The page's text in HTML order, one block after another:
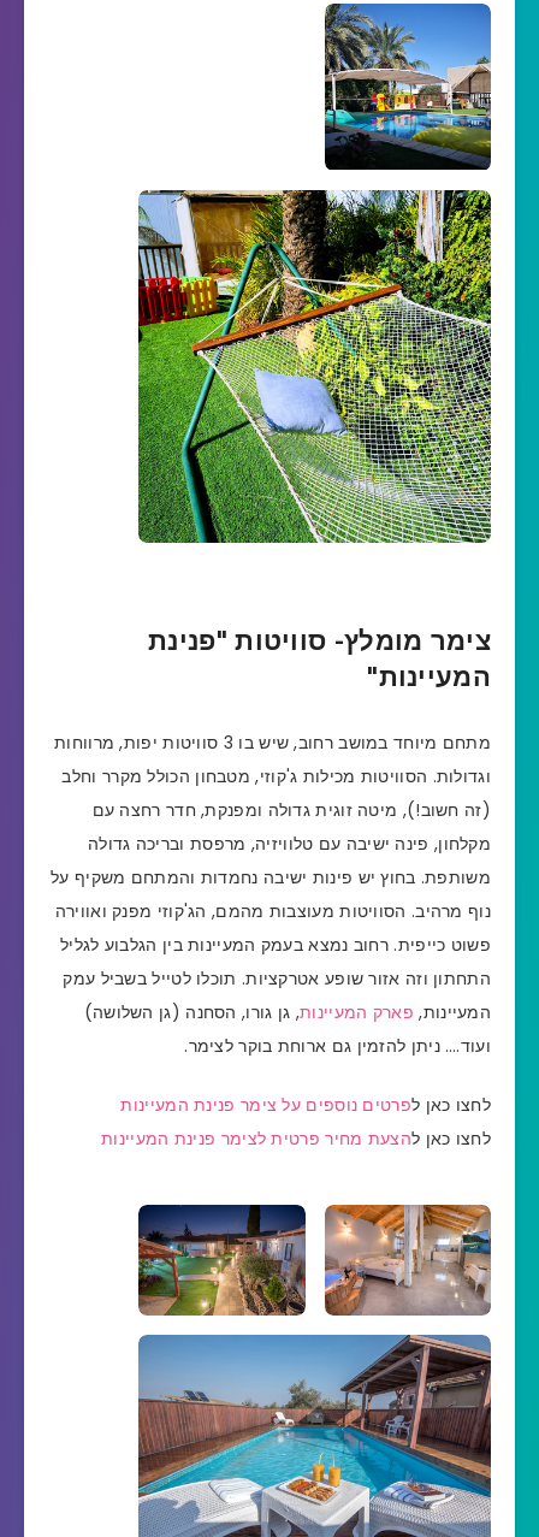
צימר מומלץ- סוויטות "פנינת
המעיינות"
מתחם מיוחד במושב רחוב, שיש בו 3 סוויטות יפות, מרווחות
וגדולות. הסוויטות מכילות ג'קוזי, מטבחון הכולל מקרר וחלב
(זה חשוב!), מיטה זוגית גדולה ומפנקת, חדר רחצה עם
מקלחון, פינה ישיבה עם טלוויזיה, מרפסת ובריכה גדולה
משותפת. בחוץ יש פינות ישיבה נחמדות והמתחם משקיף על
נוף מרהיב. הסוויטות מעוצבות מהמם, הג'קוזי מפנק ואווירה
פשוט כייפית. רחוב נמצא בעמק המעיינות בין הגלבוע לגליל
התחתון וזה אזור שופע אטרקציות. תוכלו לטייל בשביל עמק
המעיינות, פארק המעיינות, גן גורו, הסחנה (גן השלושה)
ועוד…. ניתן להזמין גם ארוחת בוקר לצימר.
לחצו כאן לפרטים נוספים על צימר פנינת המעיינות
לחצו כאן להצעת מחיר פרטית לצימר פנינת המעיינות